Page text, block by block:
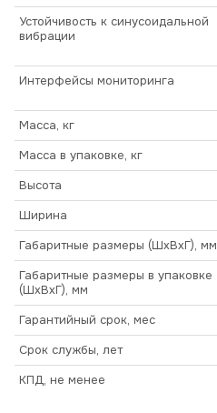
Устойчивость к синусоидальной
вибрации
Интерфейсы мониторинга
Масса, кг
Масса в упаковке, кг
Высота
Ширина
Габаритные размеры (ШхВхГ), мм
Габаритные размеры в упаковке
(ШхВхГ), мм
Гарантийный срок, мес
Срок службы, лет
КПД, не менее